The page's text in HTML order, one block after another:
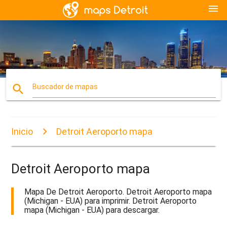
menu
search Buscador de mapas
Inicio Detroit Aeroporto mapa
Detroit Aeroporto mapa
Mapa De Detroit Aeroporto. Detroit Aeroporto mapa
(Michigan - EUA) para imprimir. Detroit Aeroporto
mapa (Michigan - EUA) para descargar.